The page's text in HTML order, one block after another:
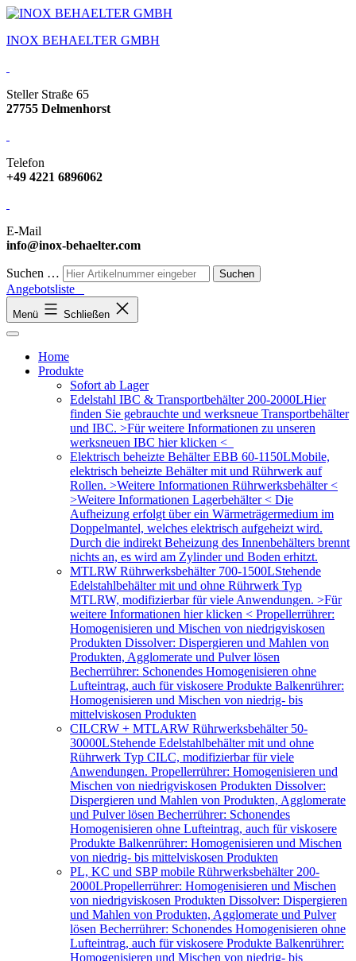
INOX BEHAELTER GMBH
Steller Straße 65
27755 Delmenhorst
Telefon
+49 4221 6896062
E-Mail
info@inox-behaelter.com
Suchen …
Angebotsliste
Menü Schließen
Home
Produkte
Sofort ab Lager
Edelstahl IBC & Transportbehälter 200-2000LHier
finden Sie gebrauchte und werksneue Transportbehälter
und IBC. >Für weitere Informationen zu unseren
werksneuen IBC hier klicken <
Elektrisch beheizte Behälter EBB 60-1150LMobile,
elektrisch beheizte Behälter mit und Rührwerk auf
Rollen. >Weitere Informationen Rührwerksbehälter <
>Weitere Informationen Lagerbehälter < Die
Aufheizung erfolgt über ein Wärmeträgermedium im
Doppelmantel, welches elektrisch aufgeheizt wird.
Durch die indirekt Beheizung des Innenbehälters brennt
nichts an, es wird am Zylinder und Boden erhitzt.
MTLRW Rührwerksbehälter 700-1500LStehende
Edelstahlbehälter mit und ohne Rührwerk Typ
MTLRW, modifizierbar für viele Anwendungen. >Für
weitere Informationen hier klicken < Propellerrührer:
Homogenisieren und Mischen von niedrigviskosen
Produkten Dissolver: Dispergieren und Mahlen von
Produkten, Agglomerate und Pulver lösen
Becherrührer: Schonendes Homogenisieren ohne
Lufteintrag, auch für viskosere Produkte Balkenrührer:
Homogenisieren und Mischen von niedrig- bis
mittelviskosen Produkten
CILCRW + MTLARW Rührwerksbehälter 50-
30000LStehende Edelstahlbehälter mit und ohne
Rührwerk Typ CILC, modifizierbar für viele
Anwendungen. Propellerrührer: Homogenisieren und
Mischen von niedrigviskosen Produkten Dissolver:
Dispergieren und Mahlen von Produkten, Agglomerate
und Pulver lösen Becherrührer: Schonendes
Homogenisieren ohne Lufteintrag, auch für viskosere
Produkte Balkenrührer: Homogenisieren und Mischen
von niedrig- bis mittelviskosen Produkten
PL, KC und SBP mobile Rührwerksbehälter 200-
2000LPropellerrührer: Homogenisieren und Mischen
von niedrigviskosen Produkten Dissolver: Dispergieren
und Mahlen von Produkten, Agglomerate und Pulver
lösen Becherrührer: Schonendes Homogenisieren ohne
Lufteintrag, auch für viskosere Produkte Balkenrührer:
Homogenisieren und Mischen von niedrig- bis